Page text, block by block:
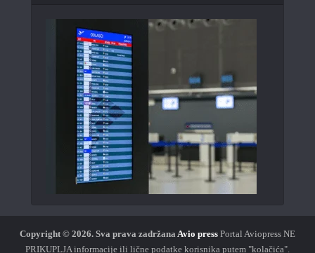
Copyright © 2026. Sva prava zadržana Avio press Portal Aviopress NE
PRIKUPLJA informacije ili lične podatke korisnika putem "kolačića".